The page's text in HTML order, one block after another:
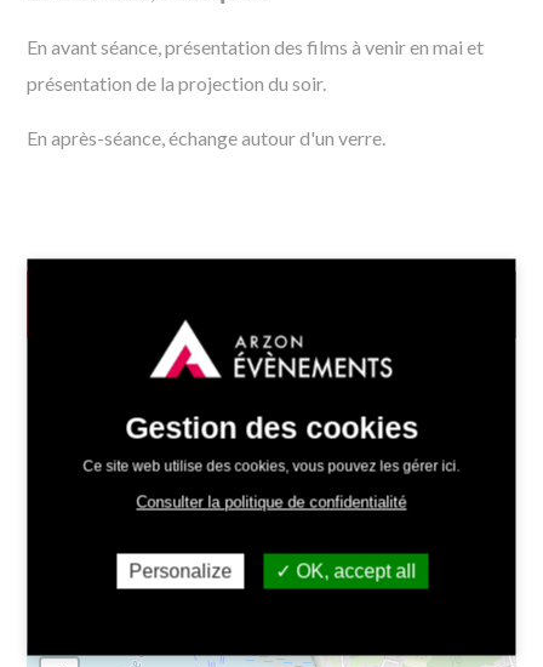
En avant séance, présentation des films à venir en mai et
présentation de la projection du soir.
En après-séance, échange autour d'un verre.
Cinéma La Locomotive -Itinéraire
Tarifs :Voir les tarifs du Cinéma
Organisé par :Arzon Évènements
Renseignements :09 88 09 75 06 (entre 15h00 et
Gestion des cookies
Ce site web utilise des cookies, vous pouvez les gérer ici.
Consulter la politique de confidentialité
Personalize OK, accept all